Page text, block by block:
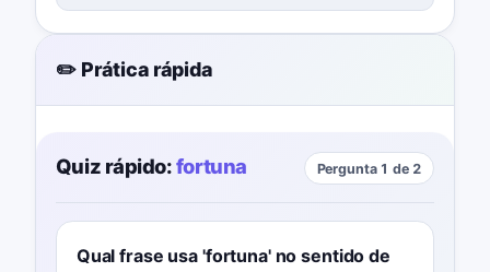
✏️ Prática rápida
Quiz rápido:fortuna Pergunta 1 de 2
Qual frase usa 'fortuna' no sentido de